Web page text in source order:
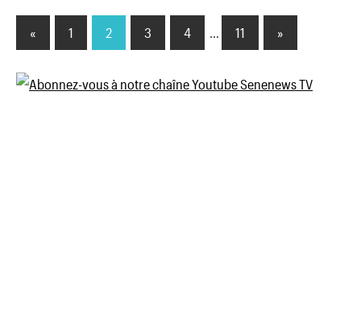
Pagination
des
« Previous
Posts
1 2 3 4 11
Next
Posts
»